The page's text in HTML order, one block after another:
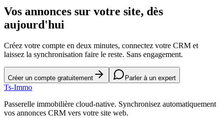
Vos annonces sur votre site, dès
aujourd'hui
Créez votre compte en deux minutes, connectez votre CRM et
laissez la synchronisation faire le reste. Sans engagement.
Créer un compte gratuitement Parler à un expert
Ts-Immo
Passerelle immobilière cloud-native. Synchronisez automatiquement
vos annonces CRM vers votre site web.